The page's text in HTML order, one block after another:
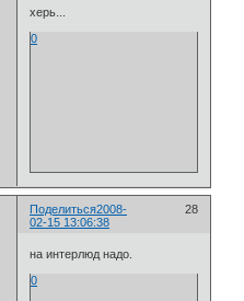
херь...
0
Поделиться 28
2008-
02-15 13:06:38
на интерлюд надо.
0